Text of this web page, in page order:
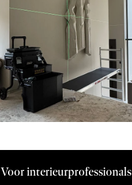
Voor interieurprofessionals